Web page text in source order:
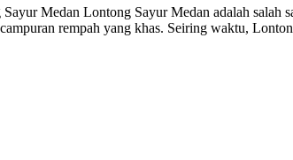
Medan Lontong Sayur Medan adalah
rempah yang khas. Seiring waktu,